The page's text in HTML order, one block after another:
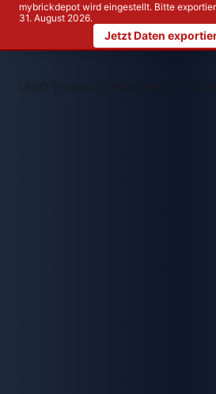
mybrickdepot wird eingestellt. Bitte
31. August 2026.
Jetzt Daten
LEGO Themen > 337